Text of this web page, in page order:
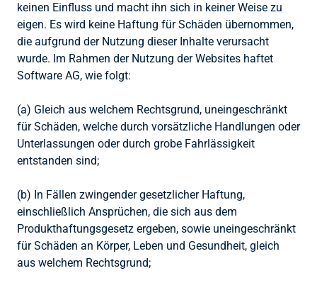
keinen Einfluss und macht ihn sich in keiner Weise zu
eigen. Es wird keine Haftung für Schäden übernommen,
die aufgrund der Nutzung dieser Inhalte verursacht
wurde. Im Rahmen der Nutzung der Websites haftet
Software AG, wie folgt:
(a) Gleich aus welchem Rechtsgrund, uneingeschränkt
für Schäden, welche durch vorsätzliche Handlungen oder
Unterlassungen oder durch grobe Fahrlässigkeit
entstanden sind;
(b) In Fällen zwingender gesetzlicher Haftung,
einschließlich Ansprüchen, die sich aus dem
Produkthaftungsgesetz ergeben, sowie uneingeschränkt
für Schäden an Körper, Leben und Gesundheit, gleich
aus welchem Rechtsgrund;